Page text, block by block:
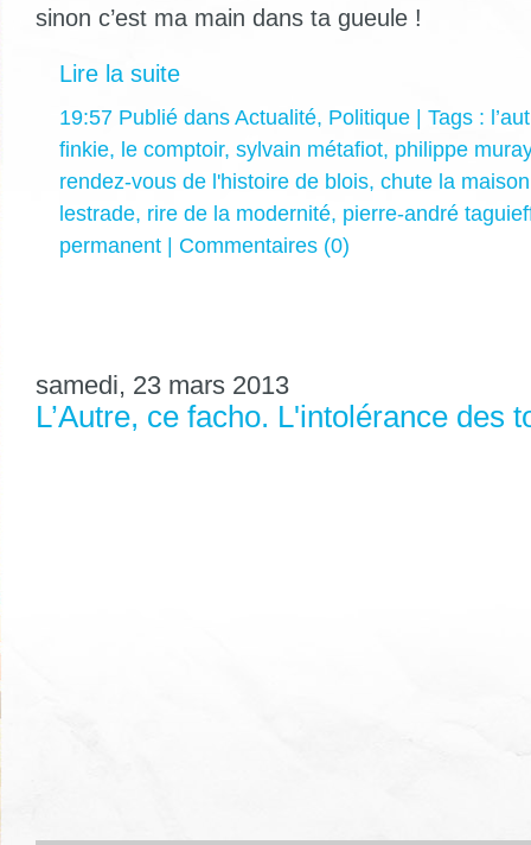
sinon c’est ma main dans ta gueule !
Lire la suite
19:57 Publié dans Actualité, Politique | Tags :
finkie, le comptoir, sylvain métafiot, philippe muray
rendez-vous de l'histoire de blois, chute la
lestrade, rire de la modernité, pierre-andré
permanent
Commentaires (0)
samedi, 23 mars 2013
L’Autre, ce facho. L'intolérance des